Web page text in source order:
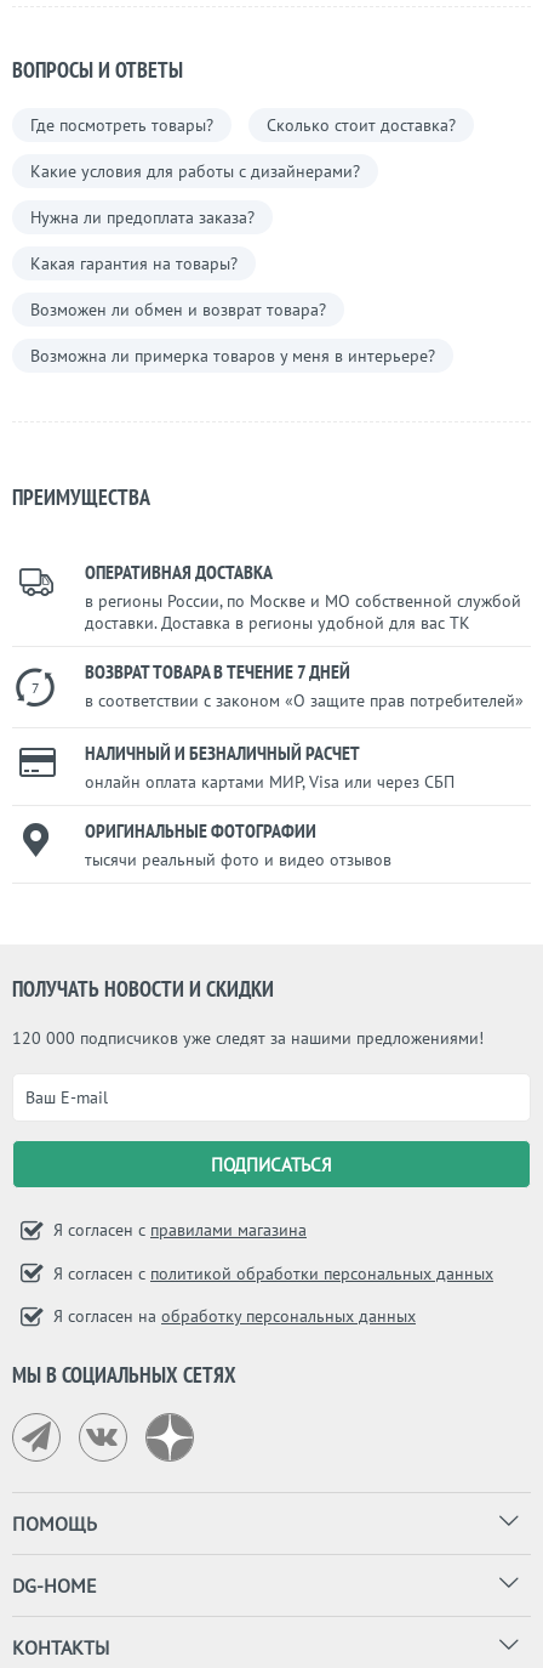
ВОПРОСЫ И ОТВЕТЫ
Где посмотреть товары? Сколько стоит доставка?
Какие условия для работы с дизайнерами?
Нужна ли предоплата заказа?
Какая гарантия на товары?
Возможен ли обмен и возврат товара?
Возможна ли примерка товаров у меня в интерьере?
ПРЕИМУЩЕСТВА
ОПЕРАТИВНАЯ ДОСТАВКА
в регионы России, по Москве и МО собственной службой
доставки. Доставка в регионы удобной для вас ТК
7
ВОЗВРАТ ТОВАРА В ТЕЧЕНИЕ 7 ДНЕЙ
в соответствии с законом «О защите прав потребителей»
НАЛИЧНЫЙ И БЕЗНАЛИЧНЫЙ РАСЧЕТ
онлайн оплата картами МИР, Visa или через СБП
ОРИГИНАЛЬНЫЕ ФОТОГРАФИИ
тысячи реальный фото и видео отзывов
ПОЛУЧАТЬ НОВОСТИ И СКИДКИ
120 000 подписчиков уже следят за нашими предложениями!
Я согласен с правилами магазина
Я согласен с политикой обработки персональных данных
Я согласен на обработку персональных данных
МЫ В СОЦИАЛЬНЫХ СЕТЯХ
ПОМОЩЬ
DG-HOME
КОНТАКТЫ